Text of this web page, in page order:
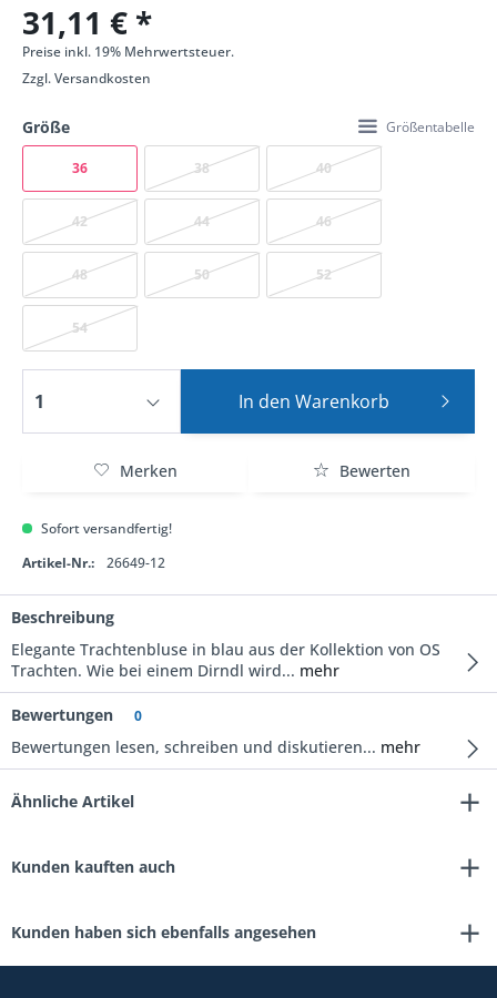
31,11 € *
Preise inkl. 19% Mehrwertsteuer.
Zzgl.Versandkosten
Größe Größentabelle
36 38 40
42 44 46
48 50 52
54
In den Warenkorb
Merken Bewerten
Sofort versandfertig!
Artikel-Nr.:
26649-12
Beschreibung
Elegante Trachtenbluse in blau aus der Kollektion von OS
Trachten. Wie bei einem Dirndl wird... mehr
Bewertungen 0
Bewertungen lesen, schreiben und diskutieren... mehr
Ähnliche Artikel
Kunden kauften auch
Kunden haben sich ebenfalls angesehen